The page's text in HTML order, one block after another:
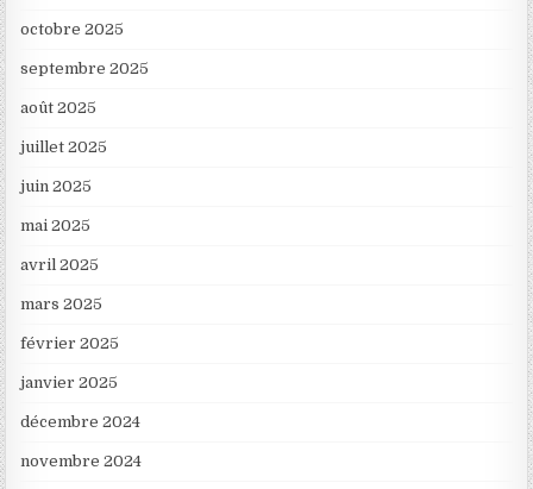
octobre 2025
septembre 2025
août 2025
juillet 2025
juin 2025
mai 2025
avril 2025
mars 2025
février 2025
janvier 2025
décembre 2024
novembre 2024